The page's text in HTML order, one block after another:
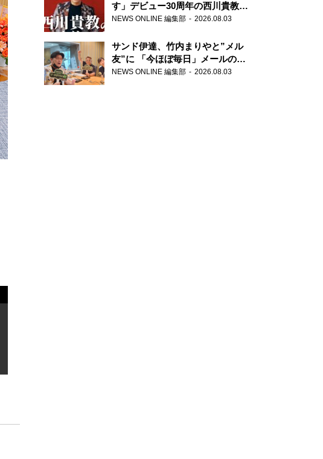
す」デビュー30周年の西川貴教が
『オールナイトニッポン』に登
NEWS ONLINE 編集部 2026.08.03
サンド伊達、竹内まりやと”メル
友”に 「今ほぼ毎日」メールのや
り取り明かす
NEWS ONLINE 編集部 2026.08.03